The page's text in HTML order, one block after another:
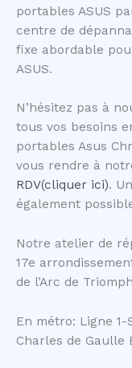
portables ASUS
centre de
fixe abordable
ASUS.
N’hésitez pas à
tous vos besoins
portables Asus
vous rendre à
RDV(cliquer ici).
également
Notre atelier de
17e
de l’Arc de
En métro: Ligne
Charles de Gaulle